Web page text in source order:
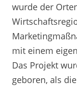
wurde der
mit einem
Das Projekt
geboren, als